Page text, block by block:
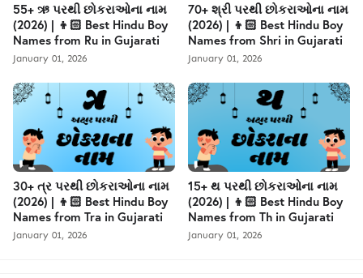
55+ ઋ પરથી છોકરાઓના નામ
(2026) | 👦🏻 Best Hindu Boy
Names from Ru in Gujarati
January 01, 2026
70+ શ્રી પરથી છોકરાઓના નામ
(2026) | 👦🏻 Best Hindu Boy
Names from Shri in Gujarati
January 01, 2026
30+ ત્ર પરથી છોકરાઓના નામ
(2026) | 👦🏻 Best Hindu Boy
Names from Tra in Gujarati
January 01, 2026
15+ થ પરથી છોકરાઓના નામ
(2026) | 👦🏻 Best Hindu Boy
Names from Th in Gujarati
January 01, 2026